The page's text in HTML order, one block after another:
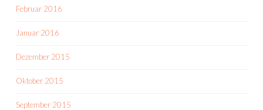
Februar 2016
Januar 2016
Dezember 2015
Oktober 2015
September 2015